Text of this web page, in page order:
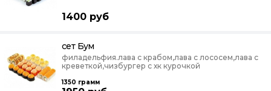
1400 руб
сет Бум
филадельфия.лава с крабом,лава с лососем,лава с
креветкой,чизбургер с хк курочкой
1350 грамм